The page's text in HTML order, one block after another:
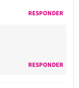
RESPONDER
RESPONDER